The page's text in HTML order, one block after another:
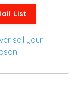
List
sell your